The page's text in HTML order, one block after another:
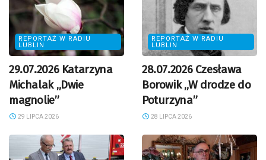
REPORTAŻ W RADIU
LUBLIN
29.07.2026 Katarzyna
Michalak „Dwie
magnolie”
29 LIPCA 2026
REPORTAŻ W RADIU
LUBLIN
28.07.2026 Czesława
Borowik „W drodze do
Poturzyna”
28 LIPCA 2026